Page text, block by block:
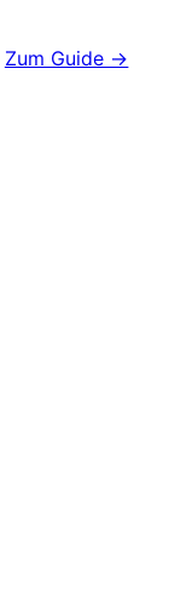
Zum Guide →